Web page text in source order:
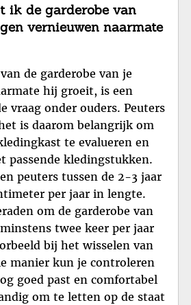
ik de garderobe van
vernieuwen naarmate
de garderobe van je
hij groeit, is een
vraag onder ouders. Peuters
is daarom belangrijk om
te evalueren en
passende kledingstukken.
peuters tussen de 2-3 jaar
per jaar in lengte.
om de garderobe van
twee keer per jaar
bij het wisselen van
manier kun je controleren
goed past en comfortabel
om te letten op de staat